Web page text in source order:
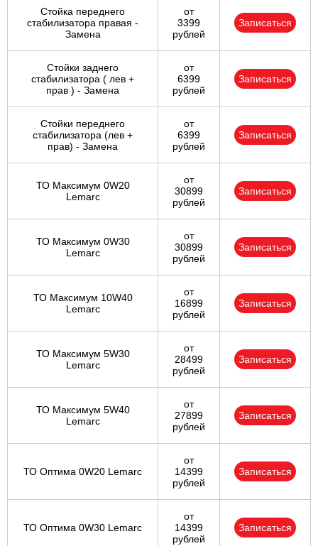
Стойка переднего
стабилизатора правая -
Замена
от
3399
рублей
Записаться
Стойки заднего
стабилизатора ( лев +
прав ) - Замена
от
6399
рублей
Записаться
Стойки переднего
стабилизатора (лев +
прав) - Замена
от
6399
рублей
Записаться
ТО Максимум 0W20
Lemarc
от
30899
рублей
Записаться
ТО Максимум 0W30
Lemarc
от
30899
рублей
Записаться
ТО Максимум 10W40
Lemarc
от
16899
рублей
Записаться
ТО Максимум 5W30
Lemarc
от
28499
рублей
Записаться
ТО Максимум 5W40
Lemarc
от
27899
рублей
Записаться
ТО Оптима 0W20 Lemarc
от
14399
рублей
Записаться
ТО Оптима 0W30 Lemarc
от
14399
рублей
Записаться